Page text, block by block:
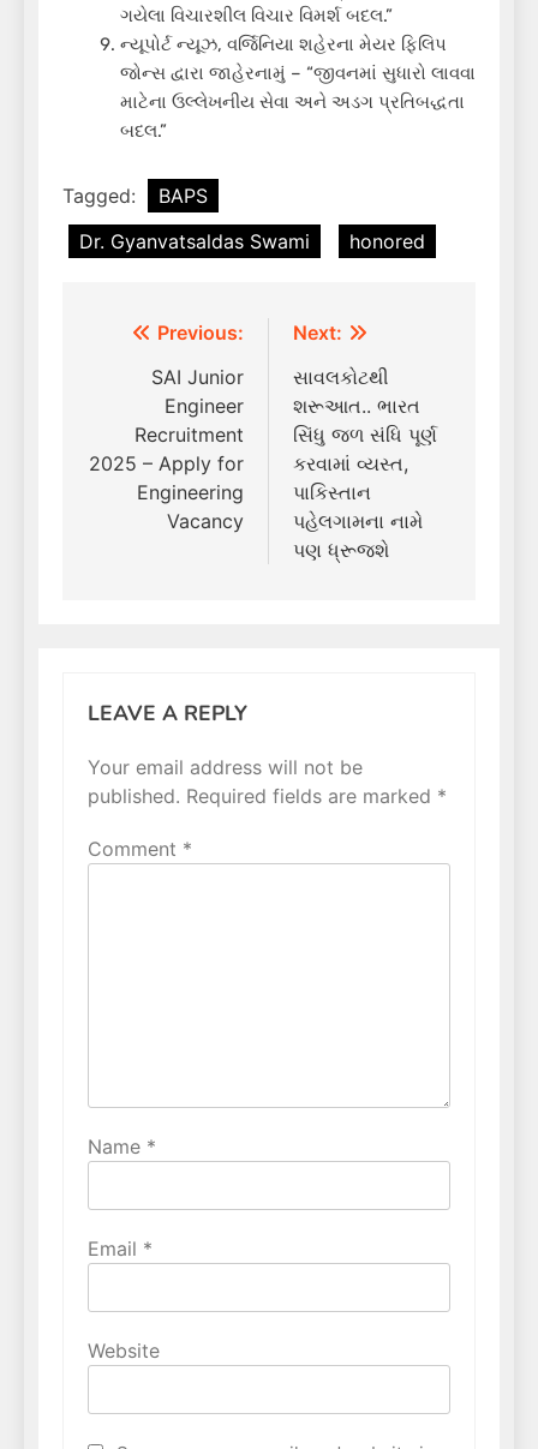
ગયેલા વિચારશીલ વિચાર વિમર્શ બદલ.”
ન્યૂપોર્ટ ન્યૂઝ, વર્જિનિયા શહેરના મેયર ફિલિપ
જોન્સ દ્વારા જાહેરનામું – “જીવનમાં સુધારો લાવવા
માટેના ઉલ્લેખનીય સેવા અને અડગ પ્રતિબદ્ધતા
બદલ.”
Tagged:
BAPS
Dr. Gyanvatsaldas Swami
honored
Post
navigation
Previous:
SAI Junior
Engineer
Recruitment
2025 – Apply for
Engineering
Vacancy
Next:
સાવલકોટથી
શરૂઆત.. ભારત
સિંધુ જળ સંધિ પૂર્ણ
કરવામાં વ્યસ્ત,
પાકિસ્તાન
પહેલગામના નામે
પણ ધ્રૂજશે
LEAVE A REPLY
Your email address will not be
published. Required fields are marked *
Comment *
Name *
Email *
Website